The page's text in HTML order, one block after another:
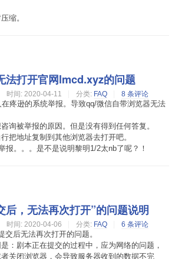
缩。
法打开官网lmcd.xyz的问题
时间: 2020-04-11 分类: FAQ 8 条评论
疼逊的系统举报。导致qq/微信自带浏览器无法
询被举报的原因。但是没有得到任何答复。
把地址复制到其他浏览器去打开吧。
报。。。是不是说明黎明1/2太nb了呢？！
后，无法再次打开”的问题说明
时间: 2020-04-06 分类: FAQ 6 条评论
交后无法再次打开的问题。
：剧本正在提交的过程中，应为网络的问题，
关闭浏览器，会导致服务器收到的数据不完